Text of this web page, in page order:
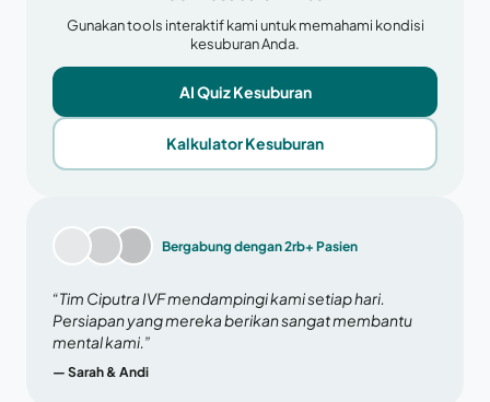
Gunakan tools interaktif kami untuk memahami kondisi
kesuburan Anda.
AI Quiz Kesuburan
Kalkulator Kesuburan
Bergabung dengan 2rb+ Pasien
“Tim Ciputra IVF mendampingi kami setiap hari.
Persiapan yang mereka berikan sangat membantu
mental kami.”
— Sarah & Andi